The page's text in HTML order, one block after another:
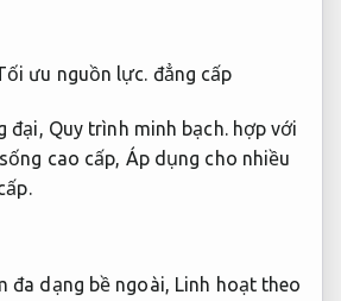
ưu nguồn lực. đẳng cấp
đại, Quy trình minh bạch.hợp với
cao cấp, Áp dụng cho nhiều
đa dạng bề ngoài, Linh hoạt theo